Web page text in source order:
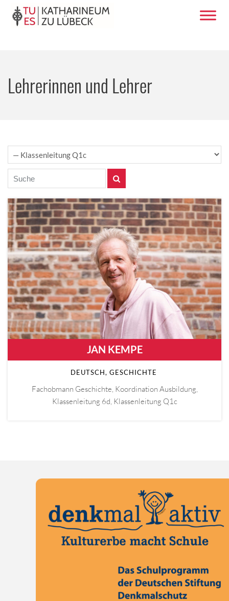
Lehrerinnen und Lehrer
JAN KEMPE
DEUTSCH, GESCHICHTE
Fachobmann Geschichte, Koordination Ausbildung,
Klassenleitung 6d, Klassenleitung Q1c